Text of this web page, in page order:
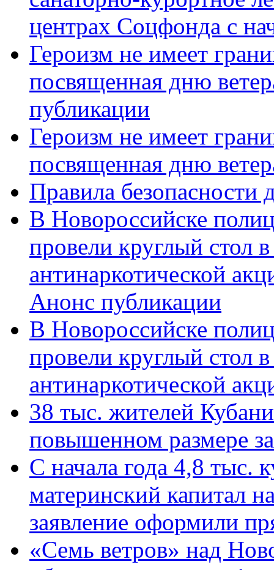
центрах Соцфонда с
Героизм не имеет
посвященная дню
публикации
Героизм не имеет
посвященная дню
Правила безопасности
В Новороссийске
провели круглый стол
антинаркотической
Анонс публикации
В Новороссийске
провели круглый стол
антинаркотической
38 тыс. жителей
повышенном размере
С начала года 4,8 тыс.
материнский капитал
заявление оформили
«Семь ветров» над